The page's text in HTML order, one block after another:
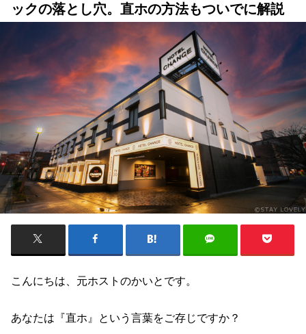
ックの落とし穴。直ホの方法もついでに解説
こんにちは、元ホストのかいとです。
あなたは『直ホ』という言葉をご存じですか？